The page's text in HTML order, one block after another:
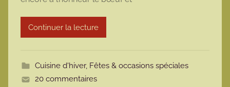
a
t
Continuer la lecture
Cuisine d'hiver, Fêtes & occasions spéciales
20 commentaires